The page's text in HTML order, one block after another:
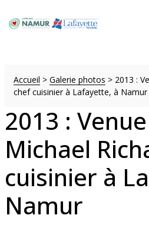
Accueil > Galerie photos > 2013 :
chef cuisinier à Lafayette, à Namur
2013 :
Michael
cuisinier à
Namur